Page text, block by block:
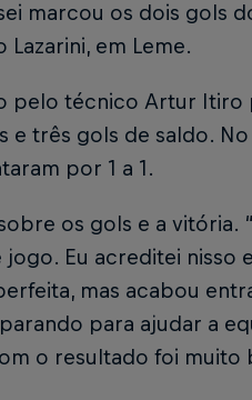
marcou os dois gols
em Leme.
pelo técnico Artur Itiro
e três gols de saldo.
por 1 a 1.
os gols e a vitória.
Eu acreditei nisso
mas acabou
para ajudar a
o resultado foi muito